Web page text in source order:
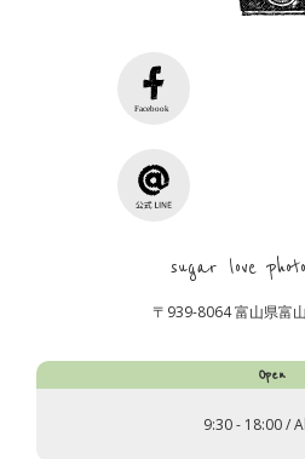
sugar love
〒939-8064 富山県富
Open
9:30 - 18:00 /